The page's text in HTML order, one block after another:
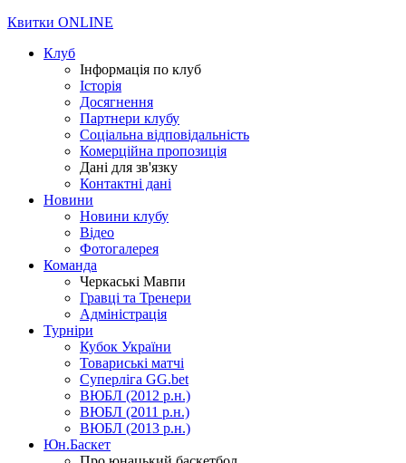
Квитки ONLINE
Клуб
Інформація по клуб
Історія
Досягнення
Партнери клубу
Соціальна відповідальність
Комерційна пропозиція
Дані для зв'язку
Контактні дані
Новини
Новини клубу
Відео
Фотогалерея
Команда
Черкаські Мавпи
Гравці та Тренери
Адміністрація
Турніри
Кубок України
Товариські матчі
Суперліга GG.bet
ВЮБЛ (2012 р.н.)
ВЮБЛ (2011 р.н.)
ВЮБЛ (2013 р.н.)
Юн.Баскет